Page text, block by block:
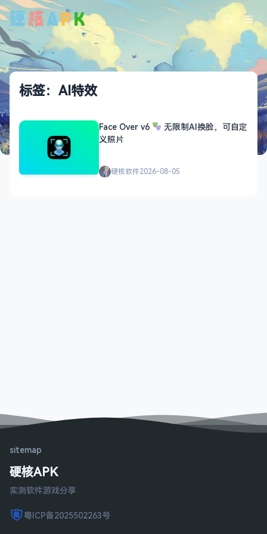
标签：AI特效
Face Over v6
无限制AI换脸，可自定
义照片
硬核软件2026-08-05
sitemap
硬核APK
实测软件游戏分享
粤ICP备2025502263号